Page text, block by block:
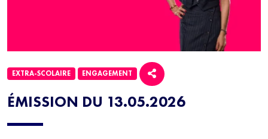
ÉMISSION DU 13.05.2026
EXTRA-SCOLAIRE ENGAGEMENT